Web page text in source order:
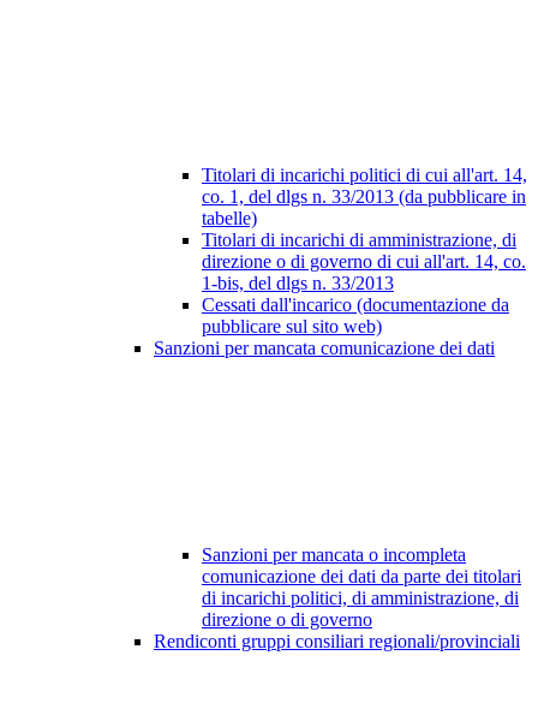
Titolari di incarichi politici di cui all'art. 14,
co. 1, del dlgs n. 33/2013 (da pubblicare in
tabelle)
Titolari di incarichi di amministrazione, di
direzione o di governo di cui all'art. 14, co.
1-bis, del dlgs n. 33/2013
Cessati dall'incarico (documentazione da
pubblicare sul sito web)
Sanzioni per mancata comunicazione dei dati
Sanzioni per mancata o incompleta
comunicazione dei dati da parte dei titolari
di incarichi politici, di amministrazione, di
direzione o di governo
Rendiconti gruppi consiliari regionali/provinciali